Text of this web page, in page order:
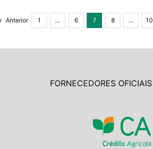
Anterior 1 … 6 7 8 … 10
FORNECEDORES OFICIAIS